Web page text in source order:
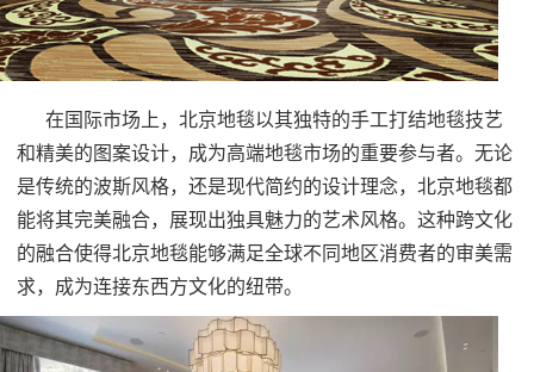
在国际市场上，北京地毯以其独特的手工打结地毯技艺
和精美的图案设计，成为高端地毯市场的重要参与者。无论
是传统的波斯风格，还是现代简约的设计理念，北京地毯都
能将其完美融合，展现出独具魅力的艺术风格。这种跨文化
的融合使得北京地毯能够满足全球不同地区消费者的审美需
求，成为连接东西方文化的纽带。